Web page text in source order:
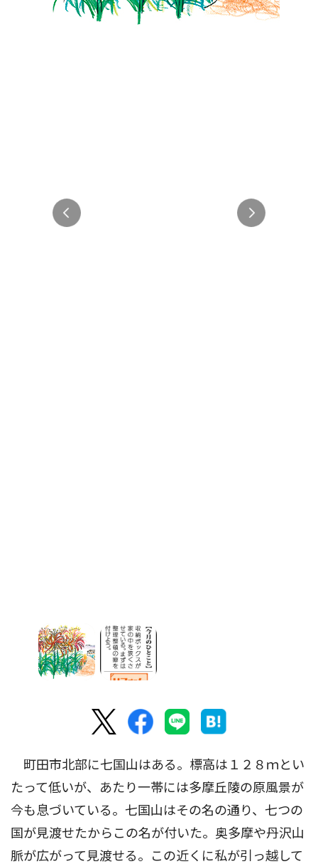
町田市北部に七国山はある。標高は１２８ｍとい
たって低いが、あたり一帯には多摩丘陵の原風景が
今も息づいている。七国山はその名の通り、七つの
国が見渡せたからこの名が付いた。奥多摩や丹沢山
脈が広がって見渡せる。この近くに私が引っ越して